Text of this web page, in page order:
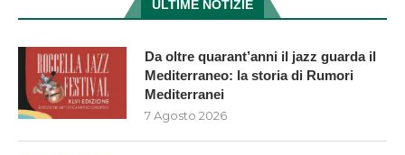
ULTIME NOTIZIE
Da oltre quarant’anni il jazz guarda il
Mediterraneo: la storia di Rumori
Mediterranei
7 Agosto 2026